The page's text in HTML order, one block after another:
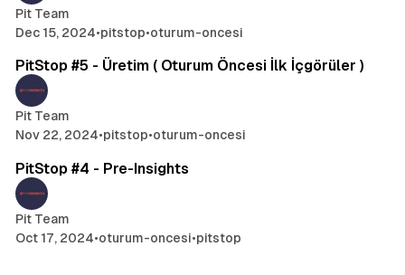
Pit Team
Dec 15, 2024•pitstop•oturum-oncesi
PitStop #5 - Üretim ( Oturum Öncesi İlk İçgörüler )
Pit Team
Nov 22, 2024•pitstop•oturum-oncesi
PitStop #4 - Pre-Insights
Pit Team
Oct 17, 2024•oturum-oncesi•pitstop